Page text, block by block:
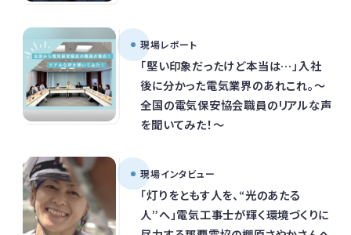
現場レポート
「堅い印象だったけど本当は…」入社
後に分かった電気業界のあれこれ。～
全国の電気保安協会職員のリアルな声
を聞いてみた！～
現場インタビュー
「灯りをともす人を、“光のあたる
人”へ」電気工事士が輝く環境づくりに